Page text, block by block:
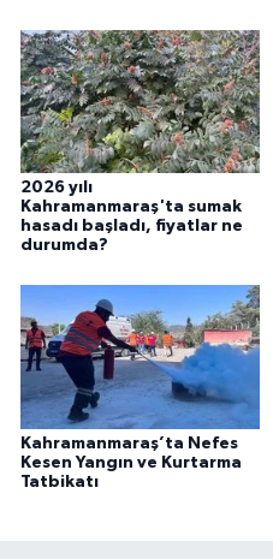
2026 yılı
Kahramanmaraş'ta sumak
hasadı başladı, fiyatlar ne
durumda?
Kahramanmaraş’ta Nefes
Kesen Yangın ve Kurtarma
Tatbikatı